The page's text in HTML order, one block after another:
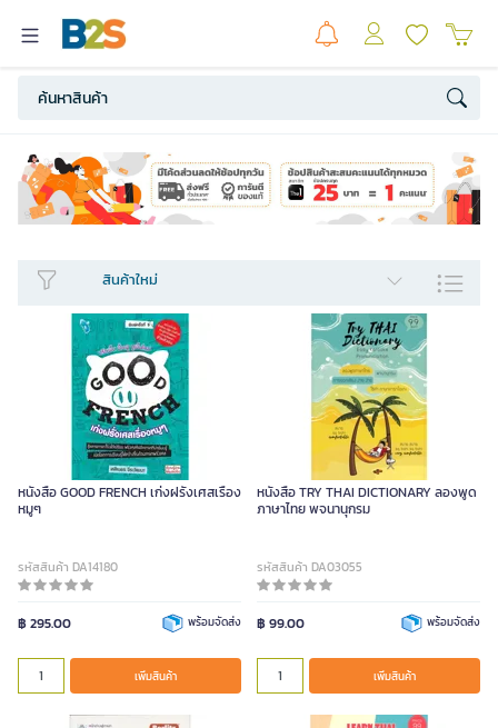
สินค้าใหม่​
หนังสือ GOOD FRENCH เก่งฝรั่งเศสเรื่อง
หมูๆ
รหัสสินค้า DA14180
฿ 295.00 พร้อมจัดส่ง
เพิ่มสินค้า
หนังสือ TRY THAI DICTIONARY ลองพูด
ภาษาไทย พจนานุกรม
รหัสสินค้า DA03055
฿ 99.00 พร้อมจัดส่ง
เพิ่มสินค้า